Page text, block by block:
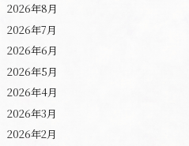
2026年8月
2026年7月
2026年6月
2026年5月
2026年4月
2026年3月
2026年2月